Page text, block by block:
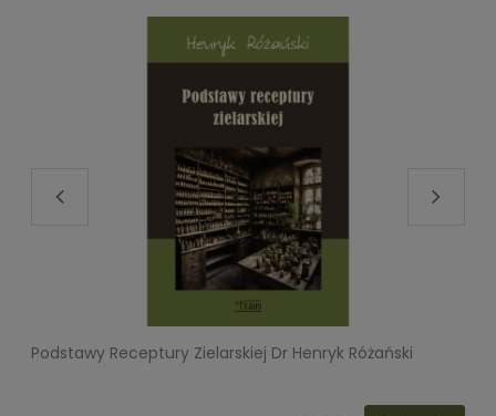
Podstawy Receptury Zielarskiej Dr Henryk Różański